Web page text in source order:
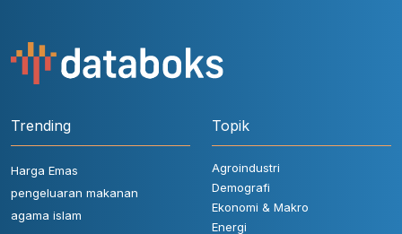
Trending
Harga Emas
pengeluaran makanan
agama islam
Topik
Agroindustri
Demografi
Ekonomi & Makro
Energi